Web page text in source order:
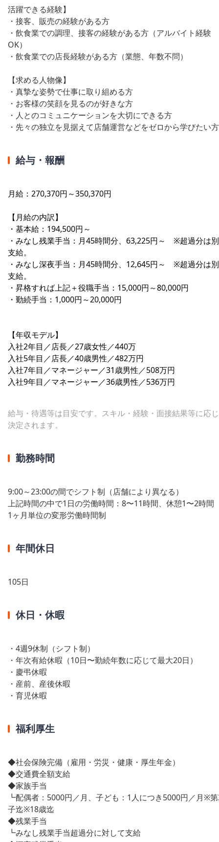
活躍できる経験】
・接客、販売の経験がある方
・飲食業での調理、接客の経験がある方（アルバイト経験
OK）
・飲食業での店長経験がある方（業態、年数不問）
【求める人物像】
・真摯な姿勢で仕事に取り組める方
・お客様の笑顔を見るのが好きな方
・人とのコミュニケーションを大切にできる方
・先々の独立を見据えて店舗運営などをゼロから学びたい方
給与・報酬
月給：270,370円～350,370円
【月給の内訳】
・基本給：194,500円～
・みなし残業手当：月45時間分、63,225円～ ※超過分は
支給。
・みなし深夜手当：月45時間分、12,645円～ ※超過分は
支給。
・昇格すれば上記＋役職手当：15,000円～80,000円
・勤続手当：1,000円～20,000円
【年収モデル】
入社2年目／店長／27歳女性／440万
入社5年目／店長／40歳男性／482万円
入社7年目／マネージャー／31歳男性／508万円
入社9年目／マネージャー／36歳男性／536万円
給与・待遇等は目安です。スキル・経験・面接結果等に応
決定されます。
勤務時間
9:00～23:00の間でシフト制（店舗により異なる）
上記時間の中で1日の労働時間：8〜11時間、休憩1〜2時間
1ヶ月単位の変形労働時間制
年間休日
105日
休日・休暇
・4週9休制（シフト制）
・年次有給休暇（10日〜勤続年数に応じて最大20日）
・慶弔休暇
・産前、産後休暇
・育児休暇
福利厚生
◆社会保険完備（雇用・労災・健康・厚生年金）
◆交通費全額支給
◆家族手当
┗配偶者：5000円／月、子ども：1人につき5000円／月※
子迄※18歳迄
◆残業手当
┗みなし残業手当超過分に対して支給